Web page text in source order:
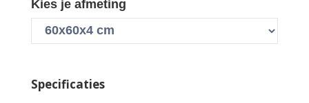
Kies je afmeting
Specificaties